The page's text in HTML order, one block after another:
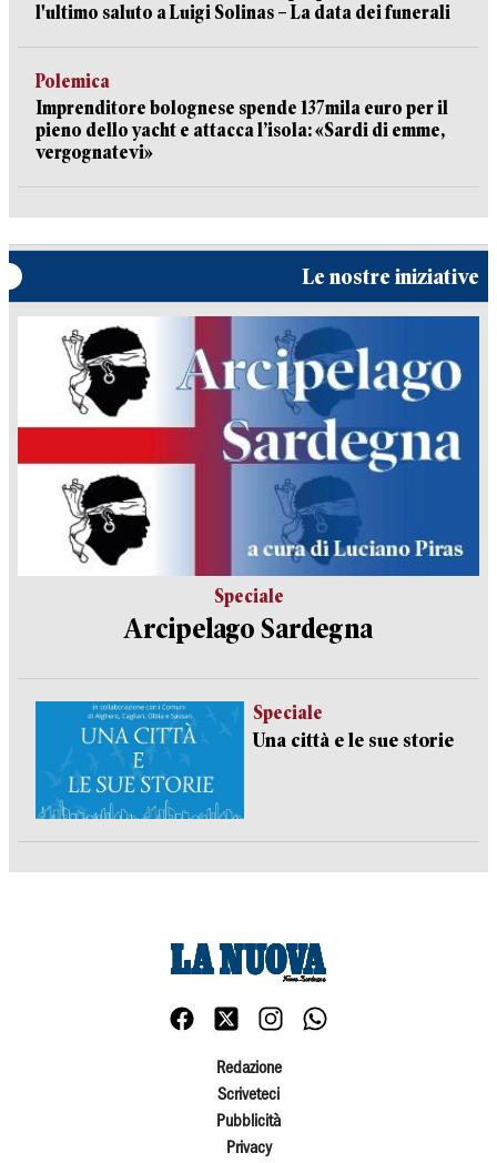
l'ultimo saluto a Luigi Solinas – La data dei funerali
Polemica
Imprenditore bolognese spende 137mila euro per il
pieno dello yacht e attacca l’isola: «Sardi di emme,
vergognatevi»
Le nostre iniziative
Speciale
Arcipelago Sardegna
Speciale
Una città e le sue storie
Redazione
Scriveteci
Pubblicità
Privacy